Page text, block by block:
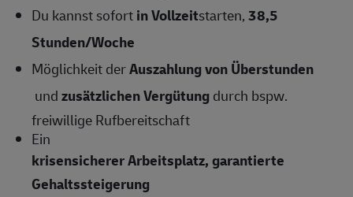
Du kannst sofortin Vollzeitstarten,38,5
Stunden/Woche
Möglichkeit derAuszahlung von Überstunden
undzusätzlichen Vergütungdurch bspw.
freiwillige Rufbereitschaft
Ein
krisensicherer Arbeitsplatz, garantierte
Gehaltssteigerung